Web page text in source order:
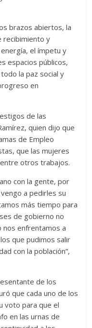
brazos abiertos, la
recibimiento y
el ímpetu y
espacios públicos,
la paz social y
en
de las
quien dijo que
de Empleo
que las mujeres
otros trabajos.
con la gente, por
a pedirles su
más tiempo para
de gobierno no
nos enfrentamos a
que pudimos salir
con la población”,
de los
que cada uno de los
voto para que el
en las urnas de